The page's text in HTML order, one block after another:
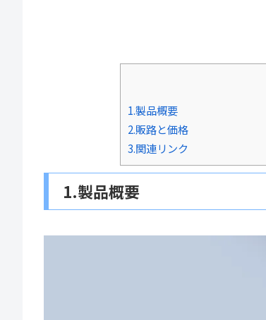
1.製品概要
2.販路と価格
3.関連リンク
1.製品概要